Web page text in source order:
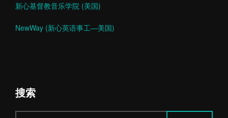
新心基督教音乐学院 (美国)
NewWay (新心英语事工—美国)
搜索